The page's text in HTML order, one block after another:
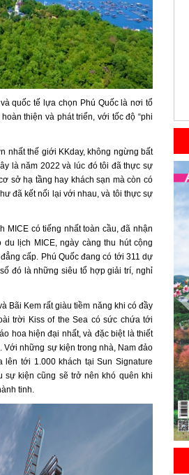
quốc tế lựa chọn Phú Quốc là nơi tổ
thiện và phát triển, với tốc độ “phi
nhất thế giới KKday, không ngừng bất
là năm 2022 và lúc đó tôi đã thực sự
sở hạ tầng hay khách sạn mà còn có
đã kết nối lại với nhau, và tôi thực sự
MICE có tiếng nhất toàn cầu, đã nhận
lịch MICE, ngày càng thu hút cộng
cấp. Phú Quốc đang có tới 311 dự
đó là những siêu tổ hợp giải trí, nghỉ
Bãi Kem rất giàu tiềm năng khi có đầy
trời Kiss of the Sea có sức chứa tới
hoa hiện đại nhất, và đặc biệt là thiết
Với những sự kiện trong nhà, Nam đảo
tới 1.000 khách tại Sun Signature
sự kiện cũng sẽ trở nên khó quên khi
tinh.